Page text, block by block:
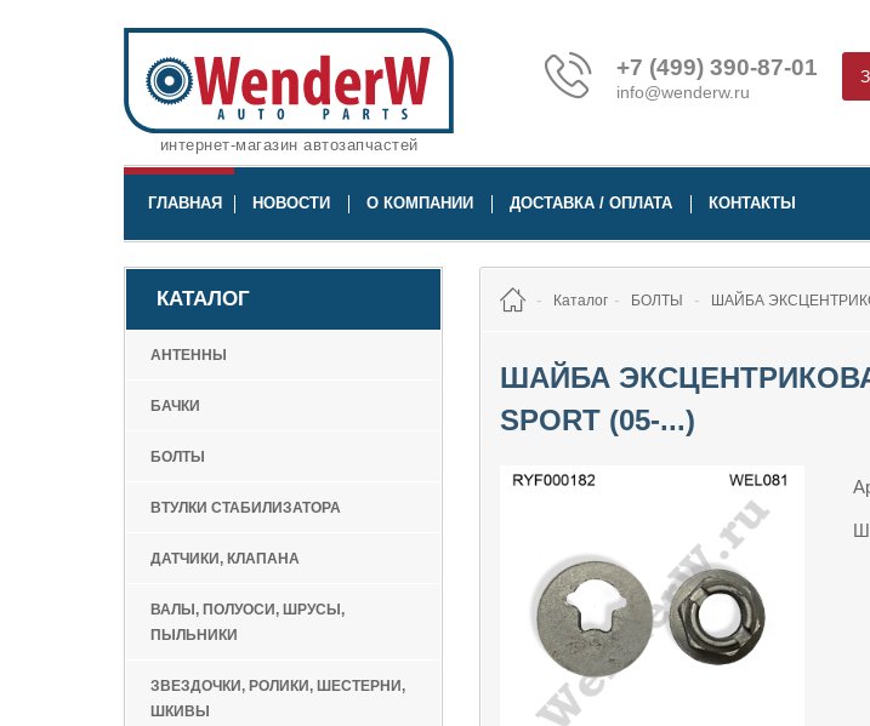
интернет-магазин автозапчастей
+7 (499) 390-87-01
info@wenderw.ru
ГЛАВНАЯ НОВОСТИ О КОМПАНИИ ДОСТАВКА / ОПЛАТА КОНТАКТЫ
КАТАЛОГ
АНТЕННЫ
БАЧКИ
БОЛТЫ
ВТУЛКИ СТАБИЛИЗАТОРА
ДАТЧИКИ, КЛАПАНА
ВАЛЫ, ПОЛУОСИ, ШРУСЫ,
ПЫЛЬНИКИ
ЗВЕЗДОЧКИ, РОЛИКИ, ШЕСТЕРНИ,
ШКИВЫ
Каталог БОЛТЫ ШАЙБА
ШАЙБА ЭКСЦЕНТРИКОВАЯ
SPORT (05-...)